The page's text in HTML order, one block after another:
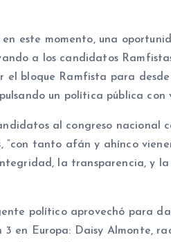
este momento, una
a los candidatos
el bloque Ramfista para
un política pública con
al congreso nacional
“con tanto afán y ahínco
la transparencia, y la
político aprovechó para
en Europa: Daisy Almonte,